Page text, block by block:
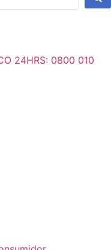
24HRS: 0800 010